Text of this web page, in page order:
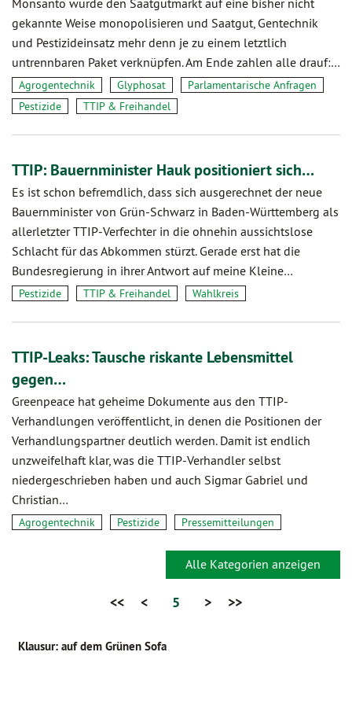
Monsanto würde den Saatgutmarkt auf eine bisher nicht
gekannte Weise monopolisieren und Saatgut, Gentechnik
und Pestizideinsatz mehr denn je zu einem letztlich
untrennbaren Paket verknüpfen. Am Ende zahlen alle drauf:…
Agrogentechnik Glyphosat
Parlamentarische Anfragen
Pestizide
TTIP & Freihandel
TTIP: Bauernminister Hauk positioniert sich…
Es ist schon befremdlich, dass sich ausgerechnet der neue
Bauernminister von Grün-Schwarz in Baden-Württemberg als
allerletzter TTIP-Verfechter in die ohnehin aussichtslose
Schlacht für das Abkommen stürzt. Gerade erst hat die
Bundesregierung in ihrer Antwort auf meine Kleine…
Pestizide TTIP & Freihandel Wahlkreis
TTIP-Leaks: Tausche riskante Lebensmittel
gegen…
Greenpeace hat geheime Dokumente aus den TTIP-
Verhandlungen veröffentlicht, in denen die Positionen der
Verhandlungspartner deutlich werden. Damit ist endlich
unzweifelhaft klar, was die TTIP-Verhandler selbst
niedergeschrieben haben und auch Sigmar Gabriel und
Christian…
Agrogentechnik Pestizide Pressemitteilungen
Alle Kategorien anzeigen
<< < 5 > >>
Klausur: auf dem Grünen Sofa